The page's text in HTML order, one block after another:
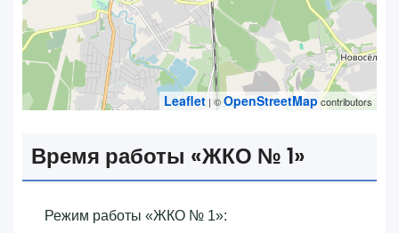
Leaflet | ©OpenStreetMapcontributors
Время работы «‎ЖКО № 1»‎
Режим работы «‎ЖКО № 1»‎: